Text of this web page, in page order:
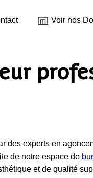
Voir nos
des experts en
de notre espace de
et de qualité